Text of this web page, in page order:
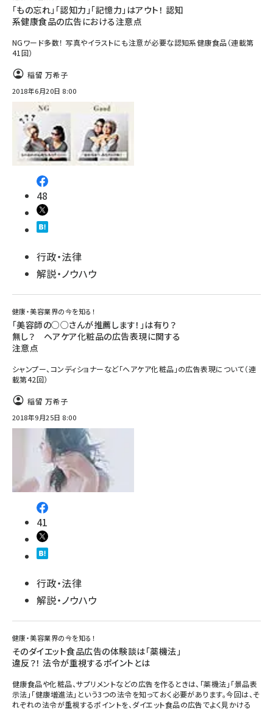
「もの忘れ」「認知力」「記憶力」はアウト！ 認知
系健康食品の広告における注意点
NGワード多数！ 写真やイラストにも注意が必要な認知系健康食品（連載第
41回）
稲留 万希子
2018年6月20日 8:00
48
行政・法律
解説・ノウハウ
健康・美容業界の今を知る！
「美容師の○○さんが推薦します！」は有り？
無し？ ヘアケア化粧品の広告表現に関する
注意点
シャンプー、コンディショナーなど「ヘアケア化粧品」の広告表現について（連
載第42回）
稲留 万希子
2018年9月25日 8:00
41
行政・法律
解説・ノウハウ
健康・美容業界の今を知る！
そのダイエット食品広告の体験談は「薬機法」
違反？！ 法令が重視するポイントとは
健康食品や化粧品、サプリメントなどの広告を作るときは、「薬機法」「景品表
示法」「健康増進法」という3つの法令を知っておく必要があります。今回は、そ
れぞれの法令が重視するポイントを、ダイエット食品の広告でよく見かける